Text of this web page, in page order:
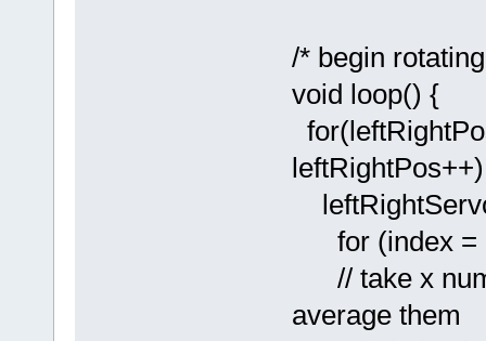
/* begin
void loop() {
for (index =
// take x
average them